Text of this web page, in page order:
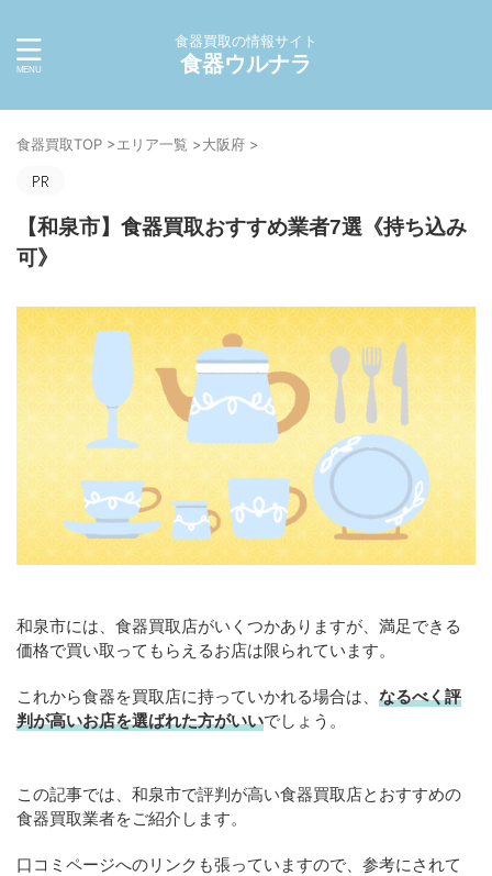
食器買取の情報サイト
食器ウルナラ
食器買取TOP >エリア一覧 >大阪府 >
【和泉市】食器買取おすすめ業者7選《持ち込み
可》
和泉市には、食器買取店がいくつかありますが、満足できる
価格で買い取ってもらえるお店は限られています。
これから食器を買取店に持っていかれる場合は、 なるべく評
判が高いお店を選ばれた方がいいでしょう。
この記事では、和泉市で評判が高い食器買取店とおすすめの
食器買取業者をご紹介します。
口コミページへのリンクも張っていますので、参考にされて